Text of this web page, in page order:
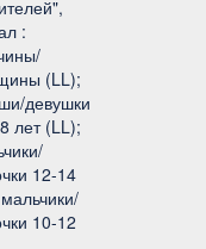
:
(LL);
девушки
лет (LL);
12-14
10-12